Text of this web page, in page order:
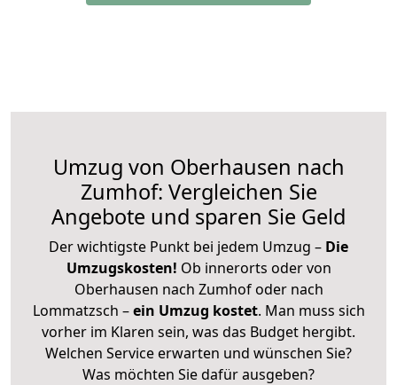
Umzug von Oberhausen nach
Zumhof: Vergleichen Sie
Angebote und sparen Sie Geld
Der wichtigste Punkt bei jedem Umzug – Die
Umzugskosten! Ob innerorts oder von
Oberhausen nach Zumhof oder nach
Lommatzsch –ein Umzug kostet. Man muss sich
vorher im Klaren sein, was das Budget hergibt.
Welchen Service erwarten und wünschen Sie?
Was möchten Sie dafür ausgeben?